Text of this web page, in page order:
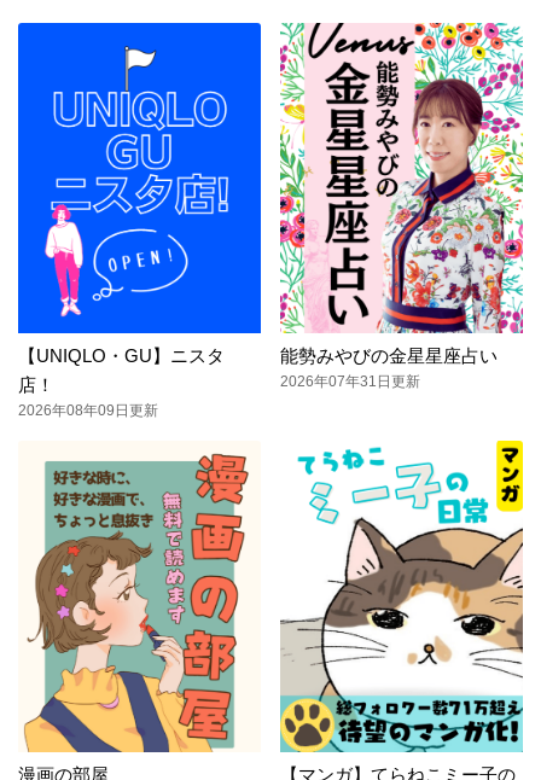
【UNIQLO・GU】ニスタ
店！
2026年08年09日更新
能勢みやびの金星星座占い
2026年07年31日更新
漫画の部屋
【マンガ】てらねこミー子の